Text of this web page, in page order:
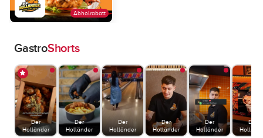
Abholrabatt
GastroShorts
Der
Holländer
Der
Holländer
Der
Holländer
Der
Holländer
Der
Holländer
Der